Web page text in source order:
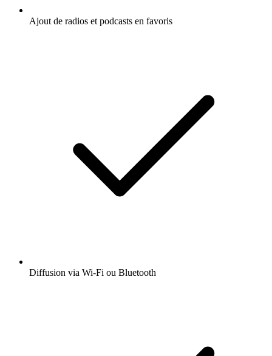
Ajout de radios et podcasts en favoris
Diffusion via Wi-Fi ou Bluetooth